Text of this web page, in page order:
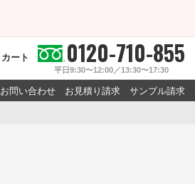
カート 0120-710-855
平日9:30〜12:00／13:30〜17:30
お問い合わせ お見積り請求 サンプル請求